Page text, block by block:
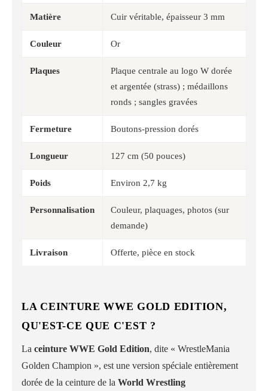
Matière Cuir véritable, épaisseur 3 mm
Couleur Or
Plaques
Plaque centrale au logo W dorée
et argentée (strass) ; médaillons
ronds ; sangles gravées
Fermeture Boutons-pression dorés
Longueur 127 cm (50 pouces)
Poids Environ 2,7 kg
Personnalisation
Couleur, plaquages, photos (sur
demande)
Livraison Offerte, pièce en stock
LA CEINTURE WWE GOLD EDITION,
QU'EST-CE QUE C'EST ?
La ceinture WWE Gold Edition, dite « WrestleMania
Golden Champion », est une version spéciale entièrement
dorée de la ceinture de la World Wrestling